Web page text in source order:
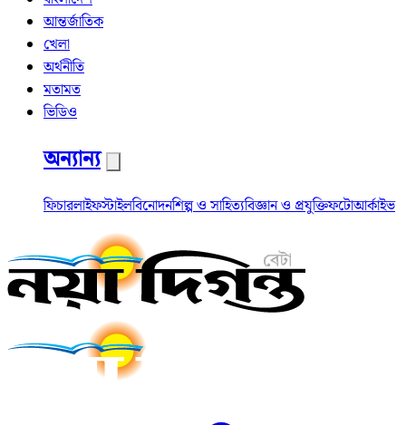
আন্তর্জাতিক
খেলা
অর্থনীতি
মতামত
ভিডিও
অন্যান্য
ফিচারলাইফস্টাইলবিনোদনশিল্প ও সাহিত্যবিজ্ঞান ও প্রযুক্তিফটোআর্কাইভ